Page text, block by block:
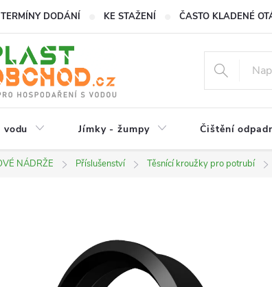
TERMÍNY DODÁNÍ KE STAŽENÍ ČASTO KLADENÉ
vodu Jímky - žumpy Čištění
NÁDRŽE Příslušenství Těsnící kroužky pro potrubí